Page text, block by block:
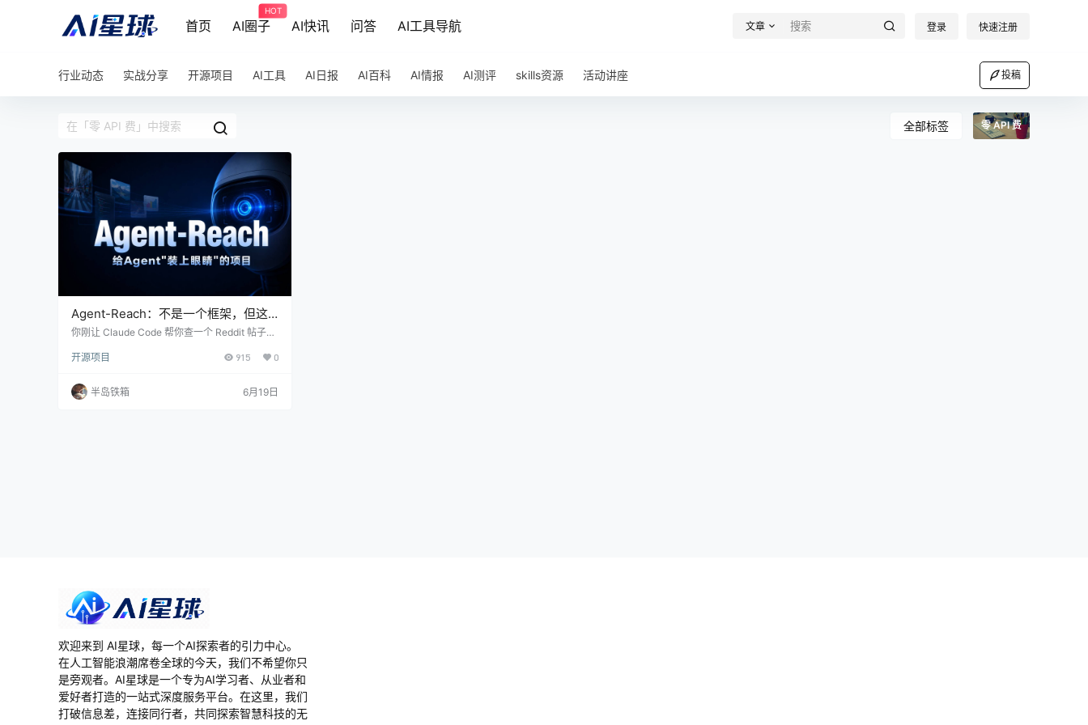
首页 AI圈子
HOT
AI快讯 问答 AI工具导航 文章 登录 快速注册
行业动态 实战分享 开源项目 AI工具 AI日报 AI百科 AI情报 AI测评 skills资源 活动讲座 投稿
全部标签 零 API 费
Agent-Reach：不是一个框架，但这
恰恰是它最聪明的地方
你刚让 Claude Code 帮你查一个 Reddit 帖子里
来，是因为它根本看不到 Reddit。你只能手动复
象的普遍。2026 年了，AI Agent 能写代码、会
git、懂架构设计，但让它去 YouTube 看一眼视
开源项目 915 0
半岛铁箱 6月19日
欢迎来到 AI星球，每一个AI探索者的引力中心。
在人工智能浪潮席卷全球的今天，我们不希望你只
是旁观者。AI星球是一个专为AI学习者、从业者和
爱好者打造的一站式深度服务平台。在这里，我们
打破信息差，连接同行者，共同探索智慧科技的无